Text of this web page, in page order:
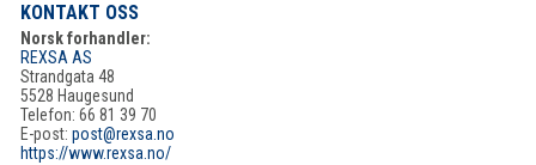
KONTAKT OSS
Norsk forhandler:
REXSA AS
Strandgata 48
5528 Haugesund
Telefon: 66 81 39 70
E-post: post@rexsa.no
https://www.rexsa.no/